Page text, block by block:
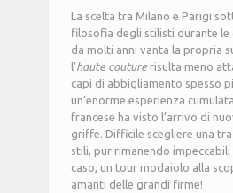
La scelta tra Milano e Parigi
filosofia degli stilisti durante le
da molti anni vanta la propria
l’haute couture risulta meno
capi di abbigliamento spesso
un’enorme esperienza
francese ha visto l’arrivo di
griffe. Difficile scegliere una
stili, pur rimanendo
caso, un tour modaiolo alla
amanti delle grandi firme!